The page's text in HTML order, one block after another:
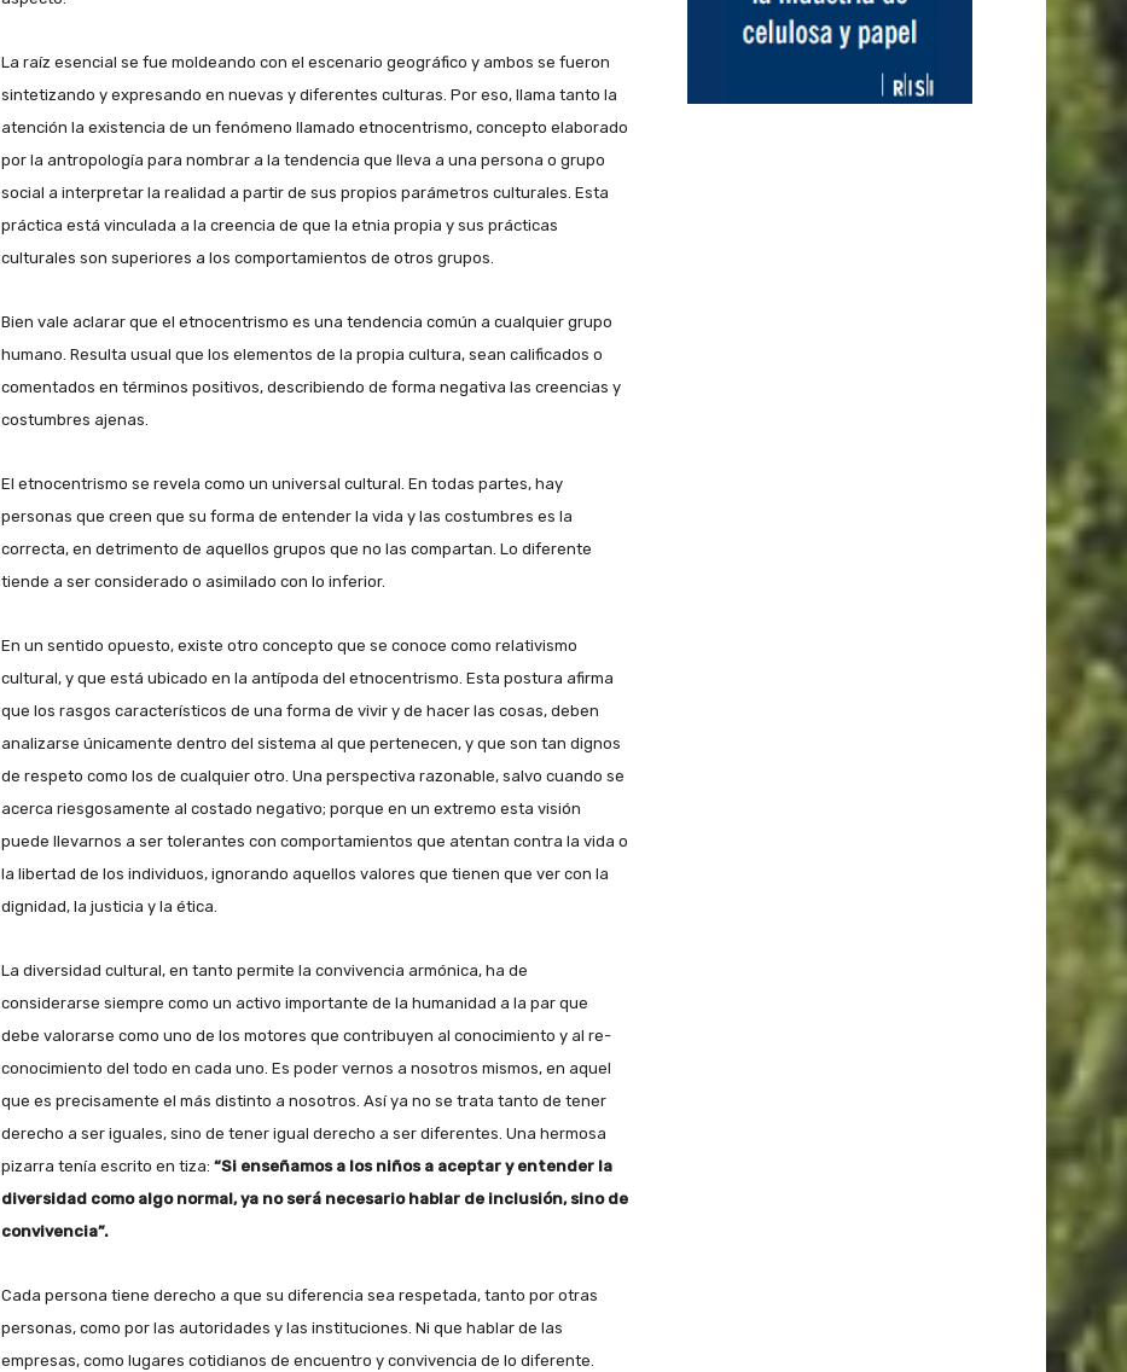
La raíz esencial se fue moldeando con el escenario geográfico y ambos se fueron
sintetizando y expresando en nuevas y diferentes culturas. Por eso, llama tanto la
atención la existencia de un fenómeno llamado etnocentrismo, concepto elaborado
por la antropología para nombrar a la tendencia que lleva a una persona o grupo
social a interpretar la realidad a partir de sus propios parámetros culturales. Esta
práctica está vinculada a la creencia de que la etnia propia y sus prácticas
culturales son superiores a los comportamientos de otros grupos.
Bien vale aclarar que el etnocentrismo es una tendencia común a cualquier grupo
humano. Resulta usual que los elementos de la propia cultura, sean calificados o
comentados en términos positivos, describiendo de forma negativa las creencias y
costumbres ajenas.
El etnocentrismo se revela como un universal cultural. En todas partes, hay
personas que creen que su forma de entender la vida y las costumbres es la
correcta, en detrimento de aquellos grupos que no las compartan. Lo diferente
tiende a ser considerado o asimilado con lo inferior.
En un sentido opuesto, existe otro concepto que se conoce como relativismo
cultural, y que está ubicado en la antípoda del etnocentrismo. Esta postura afirma
que los rasgos característicos de una forma de vivir y de hacer las cosas, deben
analizarse únicamente dentro del sistema al que pertenecen, y que son tan dignos
de respeto como los de cualquier otro. Una perspectiva razonable, salvo cuando se
acerca riesgosamente al costado negativo; porque en un extremo esta visión
puede llevarnos a ser tolerantes con comportamientos que atentan contra la vida o
la libertad de los individuos, ignorando aquellos valores que tienen que ver con la
dignidad, la justicia y la ética.
La diversidad cultural, en tanto permite la convivencia armónica, ha de
considerarse siempre como un activo importante de la humanidad a la par que
debe valorarse como uno de los motores que contribuyen al conocimiento y al re-
conocimiento del todo en cada uno. Es poder vernos a nosotros mismos, en aquel
que es precisamente el más distinto a nosotros. Así ya no se trata tanto de tener
derecho a ser iguales, sino de tener igual derecho a ser diferentes. Una hermosa
pizarra tenía escrito en tiza: “Si enseñamos a los niños a aceptar y entender la
diversidad como algo normal, ya no será necesario hablar de inclusión, sino de
convivencia”.
Cada persona tiene derecho a que su diferencia sea respetada, tanto por otras
personas, como por las autoridades y las instituciones. Ni que hablar de las
empresas, como lugares cotidianos de encuentro y convivencia de lo diferente.